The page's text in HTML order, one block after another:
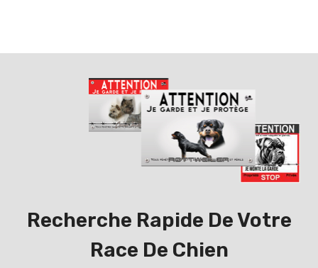
Recherche Rapide De Votre
Race De Chien